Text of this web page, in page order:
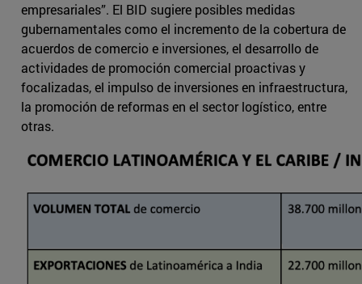
empresariales”. El BID sugiere posibles medidas
gubernamentales como el incremento de la cobertura de
acuerdos de comercio e inversiones, el desarrollo de
actividades de promoción comercial proactivas y
focalizadas, el impulso de inversiones en infraestructura,
la promoción de reformas en el sector logístico, entre
otras.